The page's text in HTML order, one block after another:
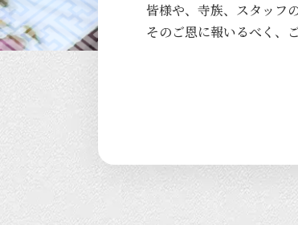
皆様や、 寺族、 スタッフ
そのご恩に報いるべく、